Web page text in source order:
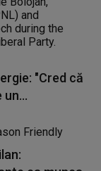
"Cred că